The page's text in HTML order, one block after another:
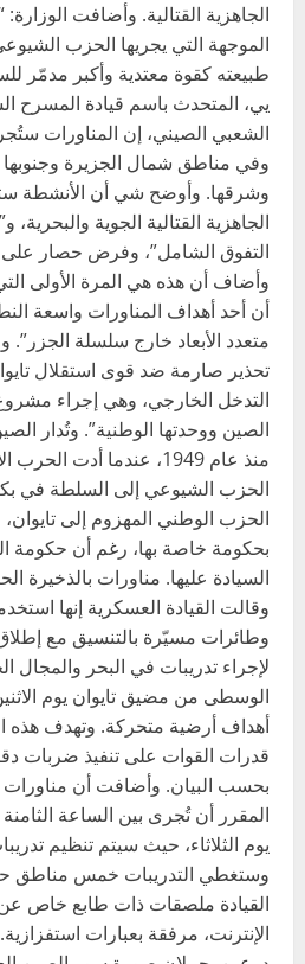
الجاهزية القتالية. وأضافت
الموجهة التي يجريها الحزب
طبيعته كقوة معتدية وأكبر مدمّر
يي، المتحدث باسم قيادة المسرح
الشعبي الصيني، إن المناورات
وفي مناطق شمال الجزيرة وجنوبها
وشرقها. وأوضح شي أن الأنشطة
الجاهزية القتالية الجوية
التفوق الشامل”، وفرض حصار على
وأضاف أن هذه هي المرة الأولى التي
أن أحد أهداف المناورات واسعة
متعدد الأبعاد خارج سلسلة الجزر”.
تحذير صارمة ضد قوى استقلال
التدخل الخارجي، وهي إجراء
الصين ووحدتها الوطنية”. وتُدار
منذ عام 1949، عندما أدت
الحزب الشيوعي إلى السلطة في
الحزب الوطني المهزوم إلى
بحكومة خاصة بها، رغم أن حكومة
السيادة عليها. مناورات بالذخيرة
وقالت القيادة العسكرية إنها
وطائرات مسيّرة بالتنسيق مع
لإجراء تدريبات في البحر والمجال
الوسطى من مضيق تايوان يوم
أهداف أرضية متحركة. وتهدف هذه
قدرات القوات على تنفيذ ضربات
بحسب البيان. وأضافت أن
المقرر أن تُجرى بين الساعة
يوم الثلاثاء، حيث سيتم تنظيم
وستغطي التدريبات خمس مناطق
القيادة ملصقات ذات طابع خاص
الإنترنت، مرفقة بعبارات